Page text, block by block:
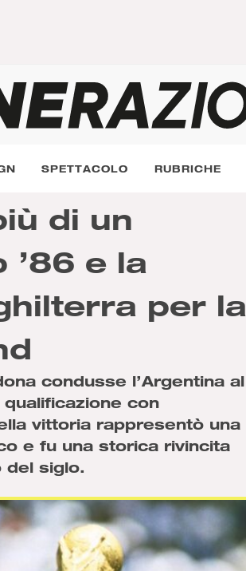
SPETTACOLO RUBRICHE
di un
e la
per la
condusse l’Argentina al
con
vittoria rappresentò una
e fu una storica rivincita
del siglo.